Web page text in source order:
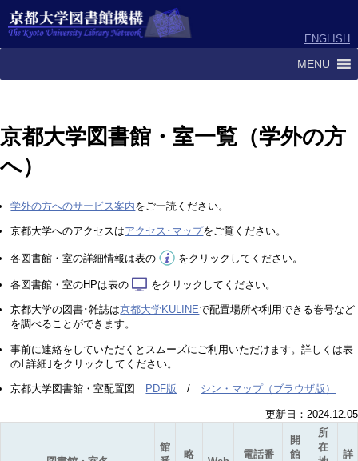
ENGLISH
MENU
京都大学図書館・室一覧（学外の方
へ）
学外の方へのサービス案内をご一読ください。
京都大学へのアクセスはアクセス･マップをご覧ください。
各図書館・室の詳細情報は表の をクリックしてください。
各図書館・室のHPは表の をクリックしてください。
京都大学の図書･雑誌は京都大学KULINEで配置場所や利用できる巻号など
を調べることができます。
事前に連絡をしていただくとスムーズにご利用いただけます。詳しくは表
の｢詳細｣をクリックしてください。
京都大学図書館・室配置図 PDF版 / シン・マップ（ブラウザ版）
更新日：2024.12.05
館
略
電話番
開
館
所
在
詳